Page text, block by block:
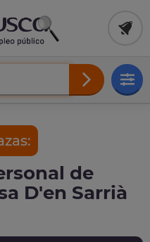
de
D'en Sarrià